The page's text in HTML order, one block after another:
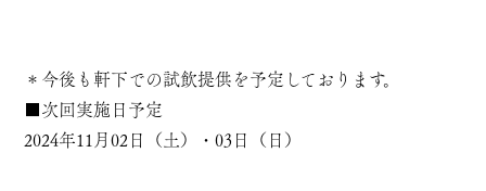
＊今後も軒下での試飲提供を予定しております。
■次回実施日予定
2024年11月02日（土）・03日（日）